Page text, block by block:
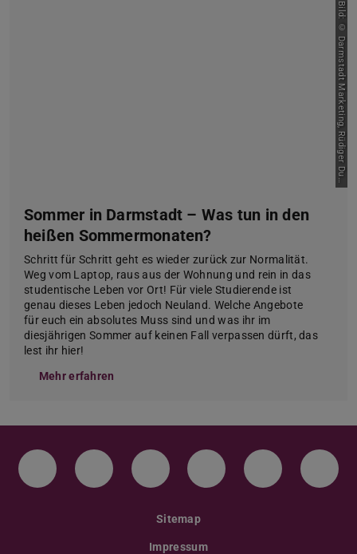
B
i
l
d
:
©
D
a
r
m
s
t
a
d
t
M
a
r
k
e
t
i
n
g
,
R
ü
d
i
g
e
r
D
u
n
k
e
r
Sommer in Darmstadt – Was tun in den
heißen Sommermonaten?
Schritt für Schritt geht es wieder zurück zur Normalität.
Weg vom Laptop, raus aus der Wohnung und rein in das
studentische Leben vor Ort! Für viele Studierende ist
genau dieses Leben jedoch Neuland. Welche Angebote
für euch ein absolutes Muss sind und was ihr im
diesjährigen Sommer auf keinen Fall verpassen dürft, das
lest ihr hier!
Mehr erfahren
InstagramTikTok LinkedIn YouTube Bluesky
Sitemap
Impressum